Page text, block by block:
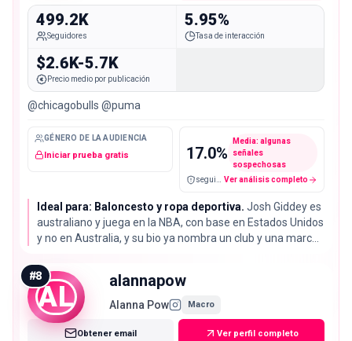
499.2K
Seguidores
5.95%
Tasa de interacción
$2.6K-5.7K
Precio medio por publicación
@chicagobulls @puma
GÉNERO DE LA AUDIENCIA
Iniciar prueba gratis 17.0%
Media: algunas
señales
sospechosas
seguidores falsos / cuentas sospechosas Ver análisis completo
Ideal para: Baloncesto y ropa deportiva. Josh Giddey es
australiano y juega en la NBA, con base en Estados Unidos
y no en Australia, y su bio ya nombra un club y una marca
doble de la mediana del 2.72%.
AL
#8 alannapow
Alanna Pow Macro
Obtener email Ver perfil completo